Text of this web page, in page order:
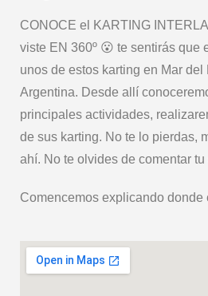
CONOCE el KARTING
viste EN 360º 😮 te sentirás que
unos de estos karting en Mar del
Argentina. Desde allí
principales actividades,
de sus karting. No te lo pierdas,
ahí. No te olvides de comentar
Comencemos explicando donde